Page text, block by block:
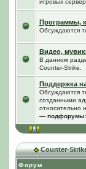
игровых
Программы,
Обсуждаются
Видео,
В данном
Counter-Strike.
Поддержка
Обсуждаются
созданными
относительно
— подфорумы:
Counter-
Форум